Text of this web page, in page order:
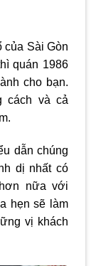
của Sài Gòn
quán 1986
cho bạn.
cách và cả
dẫn chúng
dị nhất có
nữa với
hẹn sẽ làm
vị khách